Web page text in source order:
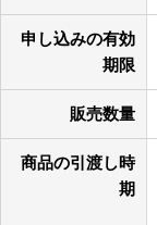
申し込みの有効
期限
販売数量
商品の引渡し時
期